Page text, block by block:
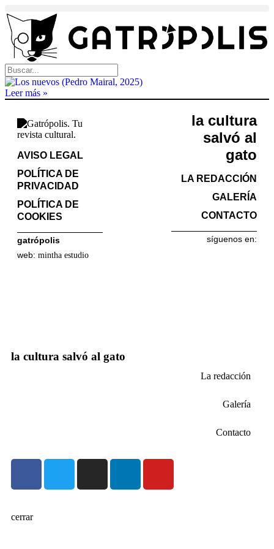
Leer más »
AVISO LEGAL
POLÍTICA DE
PRIVACIDAD
POLÍTICA DE
COOKIES
gatrópolis
web: mintha estudio
la cultura
salvó al
gato
LA REDACCIÓN
GALERÍA
CONTACTO
síguenos en:
la cultura salvó al gato
La redacción
Galería
Contacto
cerrar